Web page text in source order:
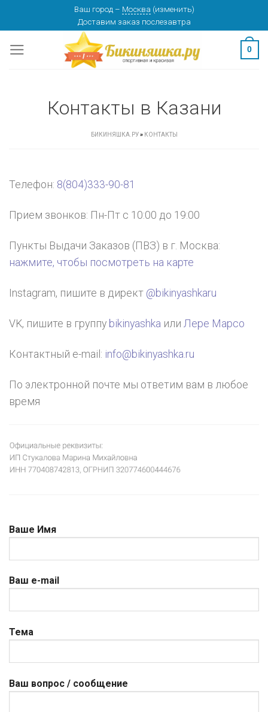
content
Ваш город – Москва (изменить)
Доставим заказ послезавтра
0
Контакты в Казани
БИКИНЯШКА.РУ» КОНТАКТЫ
изменить
Телефон: 8(804)333-90-81
Прием звонков: Пн-Пт с 10:00 до 19:00
Пункты Выдачи Заказов (ПВЗ) в г. Москва:
нажмите, чтобы посмотреть на карте
Instagram, пишите в директ @bikinyashkaru
VK, пишите в группу bikinyashka или Лере Марсо
Контактный e-mail: info@bikinyashka.ru
По электронной почте мы ответим вам в любое
время
Ваше Имя
Ваш e-mail
Тема
Ваш вопрос / сообщение